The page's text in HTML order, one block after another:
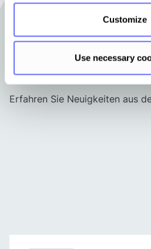
Customize
Use necessary
Andere Artikel, die
sein könnten
Erfahren Sie Neuigkeiten aus